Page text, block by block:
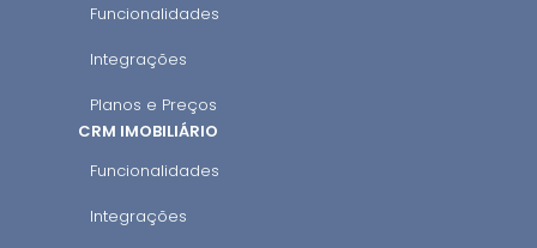
Funcionalidades
Integrações
Planos e Preços
CRM IMOBILIÁRIO
Funcionalidades
Integrações